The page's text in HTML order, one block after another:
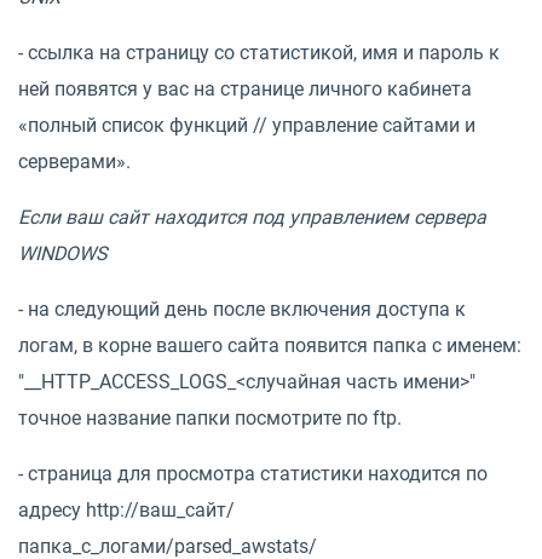
- ссылка на страницу со статистикой, имя и пароль к
ней появятся у вас на странице личного кабинета
«полный список функций // управление сайтами и
серверами».
Если ваш сайт находится под управлением сервера
WINDOWS
- на следующий день после включения доступа к
логам, в корне вашего сайта появится папка с именем:
"__HTTP_ACCESS_LOGS_<случайная часть имени>"
точное название папки посмотрите по ftp.
- страница для просмотра статистики находится по
адресу http://ваш_сайт/
папка_с_логами/parsed_awstats/